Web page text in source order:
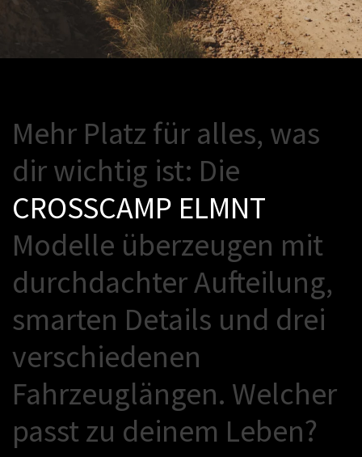
Mehr Platz für alles, was
dirwichtig ist: Die
CROSSCAMP ELMNT
Modelle überzeugen mit
durchdachterAufeilung,
smarten Details und drei
verschiedenen
Fahrzeuglängen. Welcher
passt zu deinem Leben?